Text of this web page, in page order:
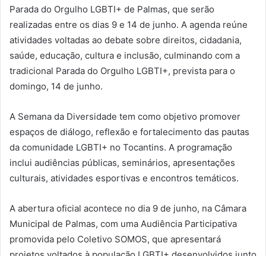
Parada do Orgulho LGBTI+ de Palmas, que serão
realizadas entre os dias 9 e 14 de junho. A agenda reúne
atividades voltadas ao debate sobre direitos, cidadania,
saúde, educação, cultura e inclusão, culminando com a
tradicional Parada do Orgulho LGBTI+, prevista para o
domingo, 14 de junho.
A Semana da Diversidade tem como objetivo promover
espaços de diálogo, reflexão e fortalecimento das pautas
da comunidade LGBTI+ no Tocantins. A programação
inclui audiências públicas, seminários, apresentações
culturais, atividades esportivas e encontros temáticos.
A abertura oficial acontece no dia 9 de junho, na Câmara
Municipal de Palmas, com uma Audiência Participativa
promovida pelo Coletivo SOMOS, que apresentará